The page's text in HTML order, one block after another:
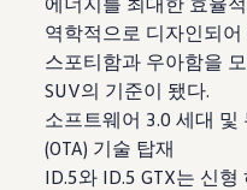
역학적으로 디자인되
스포티함과 우아함을
SUV의 기준이 됐다.
소프트웨어 3.0 세대
(OTA) 기술 탑재
ID.5와 ID.5 GTX는 신